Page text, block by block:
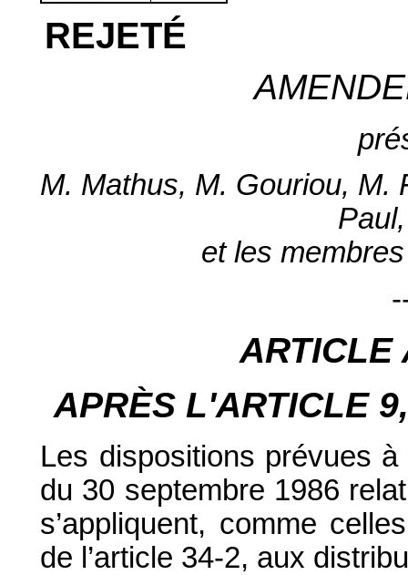
REJETÉ
M. Mathus, M. Gouriou, M.
et les
ARTICLE
APRÈS L'ARTICLE 9
Les dispositions prévues
du 30 septembre 1986
s’appliquent, comme
de l’article 34-2, aux